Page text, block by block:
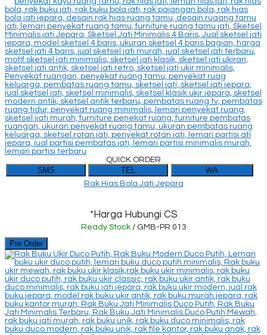
QUICK ORDER
SMS TEL WA
Rak Hias Bola Jati Jepara
*Harga Hubungi CS
Ready Stock/ GMB-PR 013
Pre Order